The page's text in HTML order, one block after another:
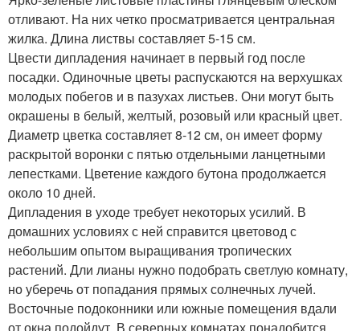
отливают. На них четко просматривается центральная
жилка. Длина листвы составляет 5-15 см.
Цвести дипладения начинает в первый год после
посадки. Одиночные цветы распускаются на верхушках
молодых побегов и в пазухах листьев. Они могут быть
окрашены в белый, желтый, розовый или красный цвет.
Диаметр цветка составляет 8-12 см, он имеет форму
раскрытой воронки с пятью отдельными ланцетными
лепестками. Цветение каждого бутона продолжается
около 10 дней.
Дипладения в уходе требует некоторых усилий. В
домашних условиях с ней справится цветовод с
небольшим опытом выращивания тропических
растений. Дли лианы нужно подобрать светлую комнату,
но уберечь от попадания прямых солнечных лучей.
Восточные подоконники или южные помещения вдали
от окна подойдут. В северных комнатах понадобится